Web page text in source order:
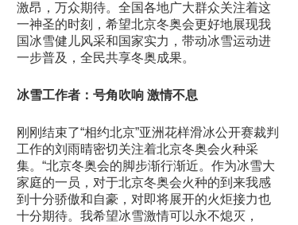
激昂，万众期待。全国各地广大群众关注着这
一神圣的时刻，希望北京冬奥会更好地展现我
国冰雪健儿风采和国家实力，带动冰雪运动进
一步普及，全民共享冬奥成果。
冰雪工作者：号角吹响 激情不息
刚刚结束了“相约北京”亚洲花样滑冰公开赛裁判
工作的刘雨晴密切关注着北京冬奥会火种采
集。“北京冬奥会的脚步渐行渐近。作为冰雪大
家庭的一员，对于北京冬奥会火种的到来我感
到十分骄傲和自豪，对即将展开的火炬接力也
十分期待。我希望冰雪激情可以永不熄灭，